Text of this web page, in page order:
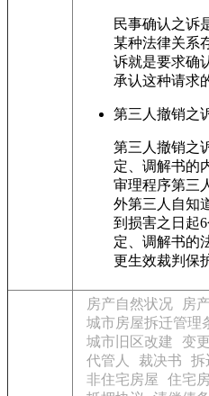
民事确认之诉
某种法律关系
诉就是要求确
承认这种请求
第三人撤销之
第三人撤销之
定、调解书的
审理程序第三
外第三人自知
到损害之日起
定、调解书的
更生效裁判保
房产自然状况
房
城市房屋拆迁管理
城市旧区改建
变
代管人
裁决书 拆
非住宅房屋
住宅